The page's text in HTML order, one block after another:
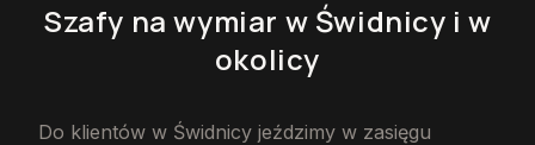
Szafy na wymiar w Świdnicy i w
okolicy
Do klientów w Świdnicy jeździmy w zasięgu